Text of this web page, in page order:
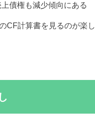
債権も減少傾向にある
CF計算書を見るのが楽し